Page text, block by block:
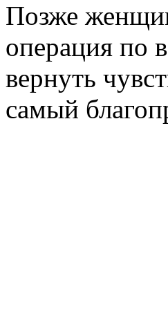
Позже
операция по
вернуть
самый